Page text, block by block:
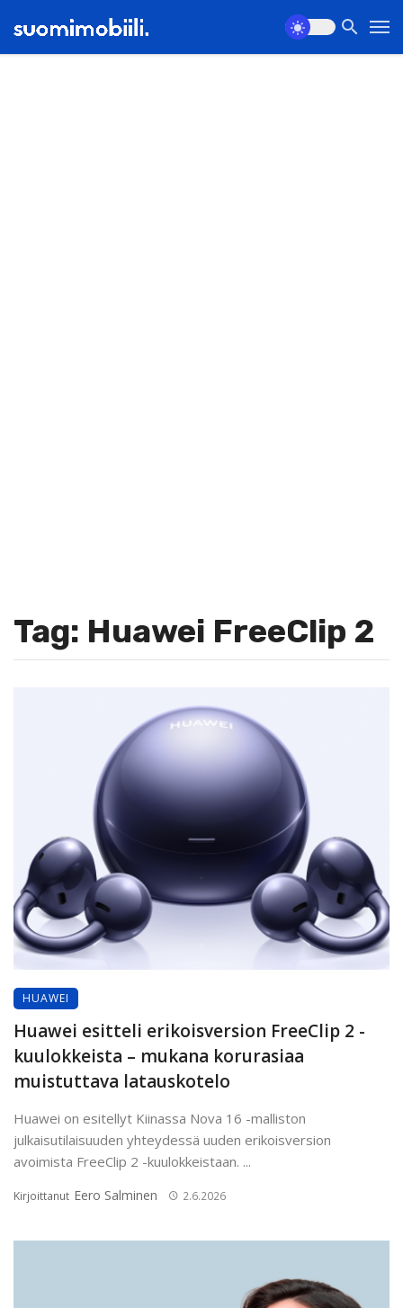
Tag: Huawei FreeClip 2
HUAWEI
Huawei esitteli erikoisversion FreeClip 2 -
kuulokkeista – mukana korurasiaa
muistuttava latauskotelo
Huawei on esitellyt Kiinassa Nova 16 -malliston
julkaisutilaisuuden yhteydessä uuden erikoisversion
avoimista FreeClip 2 -kuulokkeistaan. ...
Kirjoittanut Eero Salminen 2.6.2026